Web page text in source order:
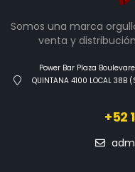
Somos una marca
venta y
Power Bar Plaza
QUINTANA 4100 LOCAL 38B
+52